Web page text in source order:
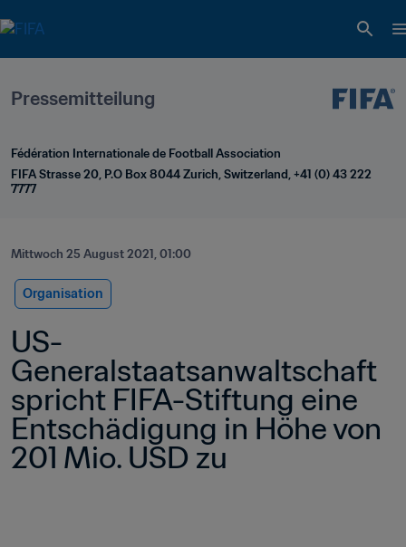
Pressemitteilung
Fédération Internationale de Football Association
FIFA Strasse 20, P.O Box 8044 Zurich, Switzerland, +41 (0) 43 222
7777
Mittwoch 25 August 2021, 01:00
Organisation
US-
Generalstaatsanwaltschaft
spricht FIFA-Stiftung eine
Entschädigung in Höhe von
201 Mio. USD zu